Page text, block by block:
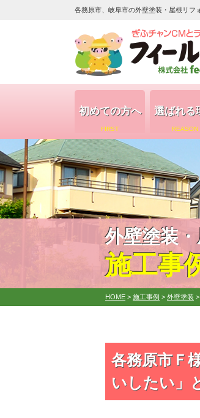
各務原市、岐阜市の外壁塗装・屋根リフ
初めての方へ
FIRST
選ばれる
REASON
外壁塗装
施工事
HOME > 施工事例 > 外壁塗装 >
各務原市Ｆ
いしたい」